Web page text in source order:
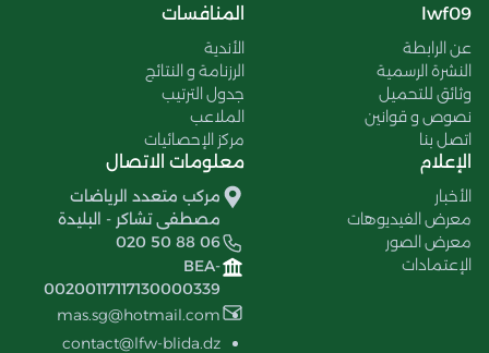
lwf09
عن الرابطة
النشرة الرسمية
وثائق للتحميل
نصوص و قوانين
اتصل بنا
المنافسات
الأندية
الرزنامة و النتائج
جدول الترتيب
الملاعب
مركز الإحصائيات
الإعلام
الأخبار
معرض الفيديوهات
معرض الصور
الإعتمادات
معلومات الاتصال
مركب متعدد الرياضات
مصطفى تشاكر - البليدة
020 50 88 06
BEA-
00200117117130000339
mas.sg@hotmail.com
contact@lfw-blida.dz